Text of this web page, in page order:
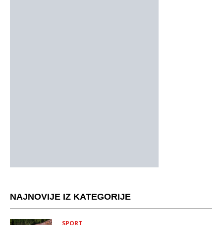
NAJNOVIJE IZ KATEGORIJE
SPORT